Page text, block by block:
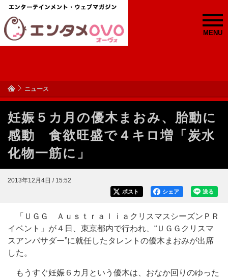
MENU
ニュース
妊娠５カ月の優木まおみ、胎動に
感動 食欲旺盛で４キロ増「炭水
化物一筋に」
2013年12月4日 / 15:52
送る
シェア
ポスト
「ＵＧＧ ＡｕｓｔｒａｌｉａクリスマスシーズンＰＲ
イベント」が４日、東京都内で行われ、“ＵＧＧクリスマ
スアンバサダー”に就任したタレントの優木まおみが出席
した。
もうすぐ妊娠６カ月という優木は、おなか回りのゆった